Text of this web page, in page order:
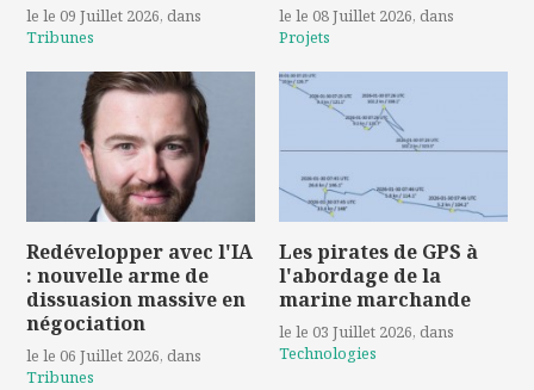
le le 09 Juillet 2026, dans
Tribunes
le le 08 Juillet 2026, dans
Projets
Redévelopper avec l'IA
: nouvelle arme de
dissuasion massive en
négociation
le le 06 Juillet 2026, dans
Tribunes
Les pirates de GPS à
l'abordage de la
marine marchande
le le 03 Juillet 2026, dans
Technologies